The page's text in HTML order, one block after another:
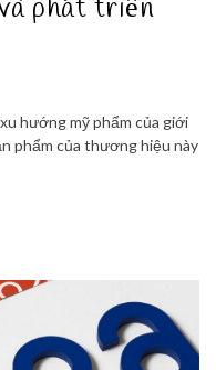
phát triển
hướng mỹ phẩm của giới
phẩm của thương hiệu này